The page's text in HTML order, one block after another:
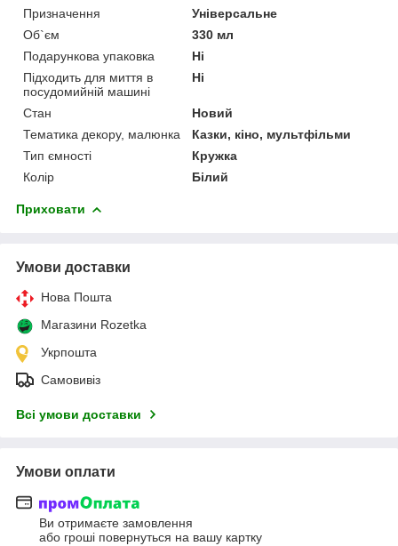
Призначення
Універсальне
Об`єм
330 мл
Подарункова упаковка
Ні
Підходить для миття в
посудомийній машині
Ні
Стан
Новий
Тематика декору, малюнка
Казки, кіно, мультфільми
Тип ємності
Кружка
Колір
Білий
Приховати
Умови доставки
Нова Пошта
Магазини Rozetka
Укрпошта
Самовивіз
Всі умови доставки
Умови оплати
Ви отримаєте замовлення
або гроші повернуться на вашу картку